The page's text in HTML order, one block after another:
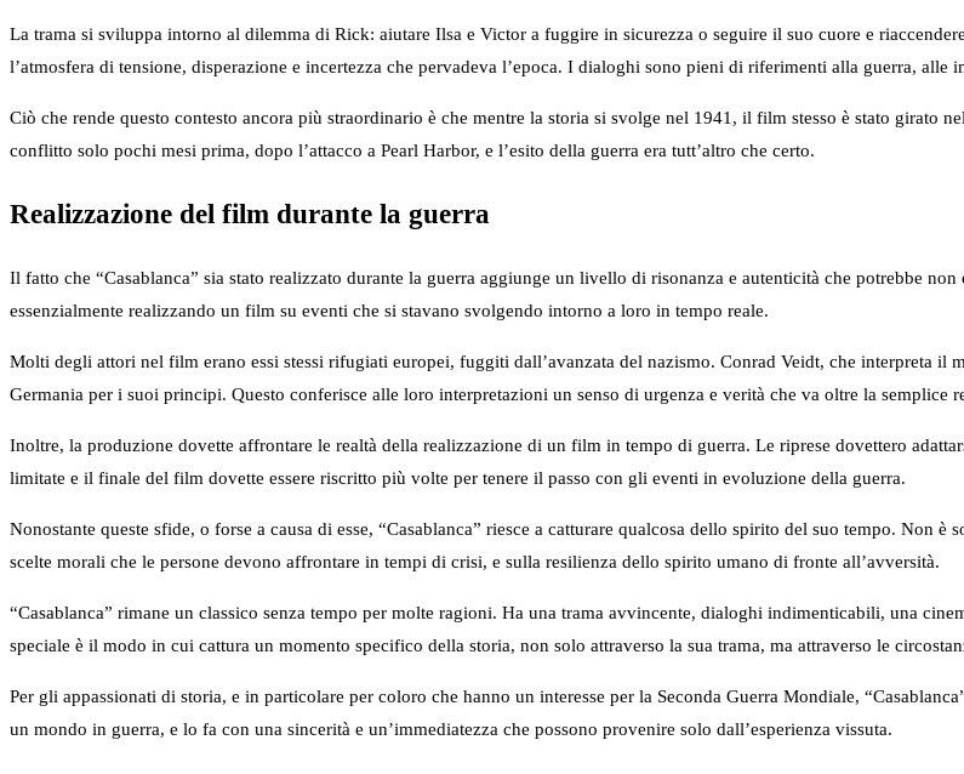
La trama si sviluppa intorno al dilemma di Rick: aiutare Ilsa e Victor a fuggire in sicurezza o seguire il suo cuore e
l’atmosfera di tensione, disperazione e incertezza che pervadeva l’epoca. I dialoghi sono pieni di riferimenti alla guerra,
Ciò che rende questo contesto ancora più straordinario è che mentre la storia si svolge nel 1941, il film stesso è stato girato
conflitto solo pochi mesi prima, dopo l’attacco a Pearl Harbor, e l’esito della guerra era tutt’altro che certo.
Realizzazione del film durante la guerra
Il fatto che “Casablanca” sia stato realizzato durante la guerra aggiunge un livello di risonanza e autenticità che potrebbe
essenzialmente realizzando un film su eventi che si stavano svolgendo intorno a loro in tempo reale.
Molti degli attori nel film erano essi stessi rifugiati europei, fuggiti dall’avanzata del nazismo. Conrad Veidt, che interpreta il
Germania per i suoi principi. Questo conferisce alle loro interpretazioni un senso di urgenza e verità che va oltre la semplice
Inoltre, la produzione dovette affrontare le realtà della realizzazione di un film in tempo di guerra. Le riprese dovettero
limitate e il finale del film dovette essere riscritto più volte per tenere il passo con gli eventi in evoluzione della guerra.
Nonostante queste sfide, o forse a causa di esse, “Casablanca” riesce a catturare qualcosa dello spirito del suo tempo.
scelte morali che le persone devono affrontare in tempi di crisi, e sulla resilienza dello spirito umano di fronte all’avversità.
“Casablanca” rimane un classico senza tempo per molte ragioni. Ha una trama avvincente, dialoghi indimenticabili, una
speciale è il modo in cui cattura un momento specifico della storia, non solo attraverso la sua trama, ma attraverso le
Per gli appassionati di storia, e in particolare per coloro che hanno un interesse per la Seconda Guerra Mondiale,
un mondo in guerra, e lo fa con una sincerità e un’immediatezza che possono provenire solo dall’esperienza vissuta.